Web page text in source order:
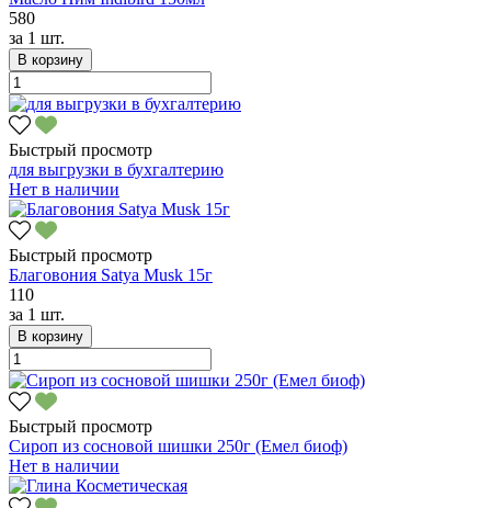
580
за 1 шт.
В корзину
Быстрый просмотр
для выгрузки в бухгалтерию
Нет в наличии
Быстрый просмотр
Благовония Satya Musk 15г
110
за 1 шт.
В корзину
Быстрый просмотр
Сироп из сосновой шишки 250г (Емел биоф)
Нет в наличии